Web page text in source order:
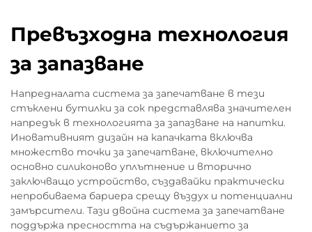
Превъзходна технология
за запазване
Напредналата система за запечатване в тези
стъклени бутилки за сок представлява значителен
напредък в технологията за запазване на напитки.
Иновативният дизайн на капачката включва
множество точки за запечатване, включително
основно силиконово уплътнение и вторично
заключващо устройство, създавайки практически
непробиваема бариера срещу въздух и потенциални
замърсители. Тази двойна система за запечатване
поддържа пресността на съдържанието за